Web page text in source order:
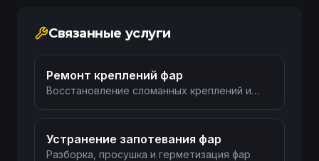
Связанные услуги
Ремонт креплений фар
Восстановление сломанных креплений и
Устранение запотевания фар
Разборка, просушка и герметизация фар